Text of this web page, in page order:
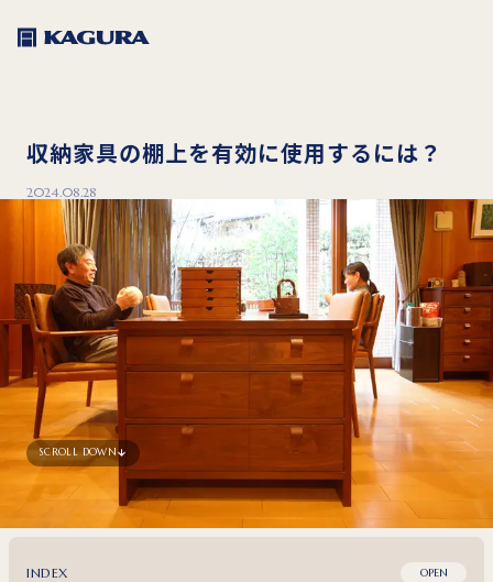
収納家具の棚上を有効に使用するには？
2024.08.28
SCROLL DOWN
INDEX OPEN